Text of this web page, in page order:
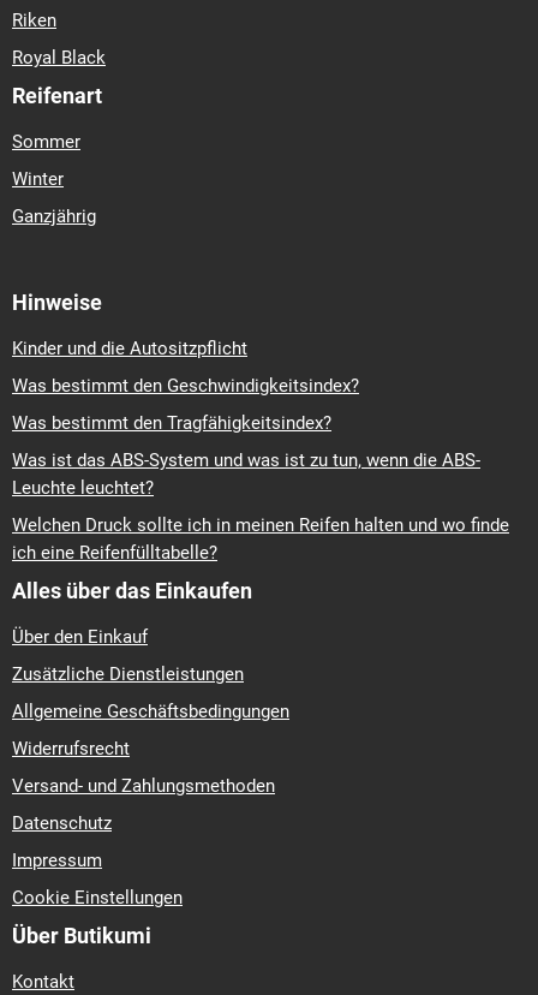
Riken
Royal Black
Reifenart
Sommer
Winter
Ganzjährig
Hinweise
Kinder und die Autositzpflicht
Was bestimmt den Geschwindigkeitsindex?
Was bestimmt den Tragfähigkeitsindex?
Was ist das ABS-System und was ist zu tun, wenn die ABS-
Leuchte leuchtet?
Welchen Druck sollte ich in meinen Reifen halten und wo finde
ich eine Reifenfülltabelle?
Alles über das Einkaufen
Über den Einkauf
Zusätzliche Dienstleistungen
Allgemeine Geschäftsbedingungen
Widerrufsrecht
Versand- und Zahlungsmethoden
Datenschutz
Impressum
Cookie Einstellungen
Über Butikumi
Kontakt